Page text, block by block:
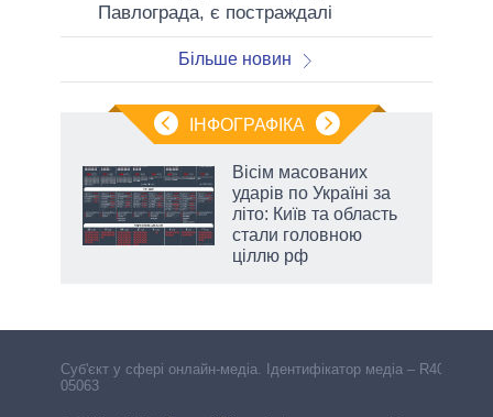
Павлограда, є постраждалі
Більше новин
ІНФОГРАФІКА
Вісім масованих
ударів по Україні за
літо: Київ та область
стали головною
ціллю рф
Cуб'єкт у сфері онлайн-медіа. Ідентифікатор медіа – R40-
05063